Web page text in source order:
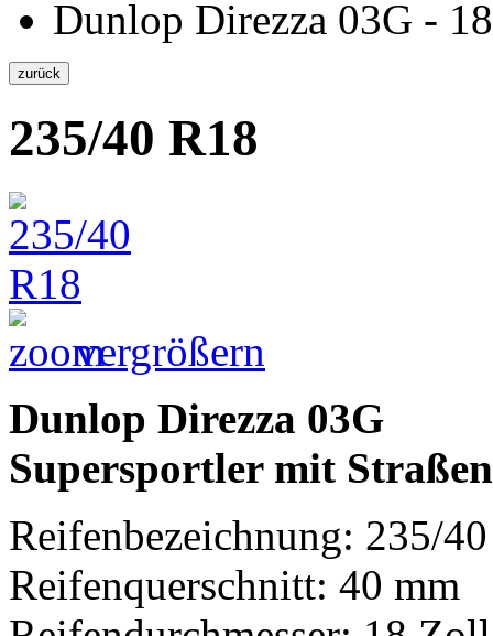
Dunlop Direzza 03G -
235/40 R18
vergrößern
Dunlop Direzza 03G
Supersportler mit
Reifenbezeichnung: 235/
Reifenquerschnitt: 40 mm